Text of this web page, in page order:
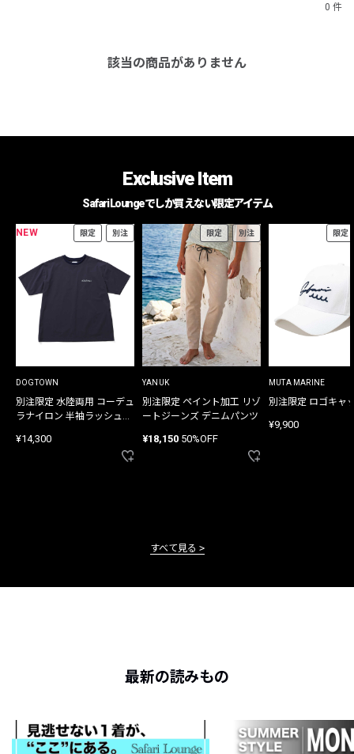
0 件
該当の商品がありません
Exclusive Item
Safari Loungeでしか買えない限定アイテム
NEW 限定 別注
DOGTOWN
別注限定 水陸両用 コーデュ
ラナイロン 半袖ラッシュガ
¥14,300
限定 別注
YANUK
別注限定 ペイント加工 リゾ
ートジーンズ デニムパンツ
¥18,150 50%OFF
限定
MUTA MARINE
別注限定 ロゴキャ
¥9,900
すべて見る
最新の読みもの